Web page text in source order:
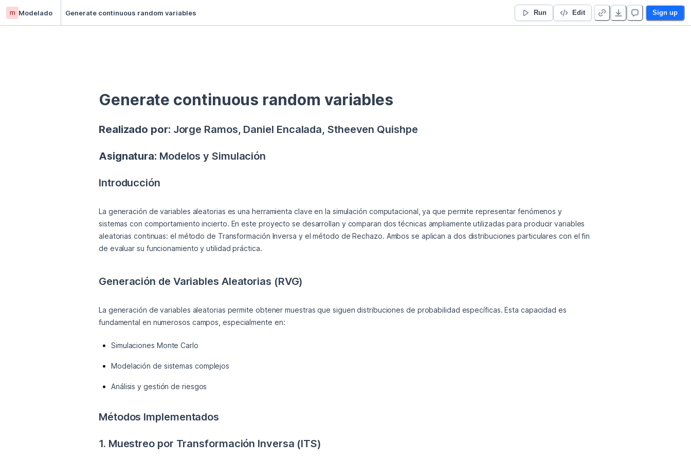
m Modelado Generate continuous random variables Run Edit Sign up
Generate continuous random variables
Realizado por: Jorge Ramos, Daniel Encalada, Stheeven Quishpe
Asignatura: Modelos y Simulación
Introducción
La generación de variables aleatorias es una herramienta clave en la simulación computacional, ya que permite representar fenómenos y
sistemas con comportamiento incierto. En este proyecto se desarrollan y comparan dos técnicas ampliamente utilizadas para producir variables
aleatorias continuas: el método de Transformación Inversa y el método de Rechazo. Ambos se aplican a dos distribuciones particulares con el fin
de evaluar su funcionamiento y utilidad práctica.
Generación de Variables Aleatorias (RVG)
La generación de variables aleatorias permite obtener muestras que siguen distribuciones de probabilidad específicas. Esta capacidad es
fundamental en numerosos campos, especialmente en:
Simulaciones Monte Carlo
Modelación de sistemas complejos
Análisis y gestión de riesgos
Métodos Implementados
1. Muestreo por Transformación Inversa (ITS)